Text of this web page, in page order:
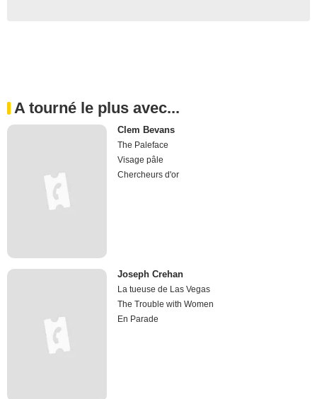
A tourné le plus avec...
Clem Bevans
The Paleface
Visage pâle
Chercheurs d'or
Joseph Crehan
La tueuse de Las Vegas
The Trouble with Women
En Parade